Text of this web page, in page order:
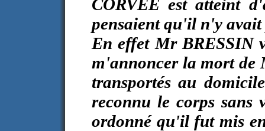
CORVEE est atteint
pensaient qu'il n'y avait
En effet Mr BRESSIN
m'annoncer la mort de
transportés au
reconnu le corps sans
ordonné qu'il fut mis